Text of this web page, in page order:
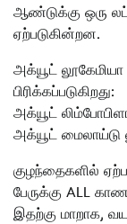
ஆண்டுக்கு ஒரு
ஏற்படுகின்றன.
அக்யூட்
பிரிக்கப்படுகிறது:
அக்யூட்
அக்யூட் மைலாய்டு
குழந்தைகளில்
பேருக்கு ALL
இதற்கு மாறாக,